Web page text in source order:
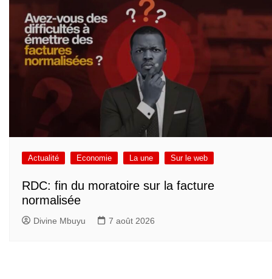
Actualité Economie La une Sur le web
RDC: fin du moratoire sur la facture
normalisée
Divine Mbuyu 7 août 2026